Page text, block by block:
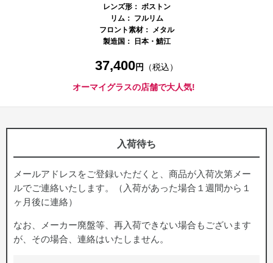
レンズ形： ボストン
リム： フルリム
フロント素材： メタル
製造国：
日本・鯖江
37,400円 （税込）
オーマイグラスの店舗で大人気!
入荷待ち
メールアドレスをご登録いただくと、商品が入荷次第メー
ルでご連絡いたします。（入荷があった場合１週間から１
ヶ月後に連絡）
なお、メーカー廃盤等、再入荷できない場合もございます
が、その場合、連絡はいたしません。